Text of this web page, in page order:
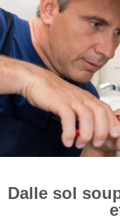
Dalle sol